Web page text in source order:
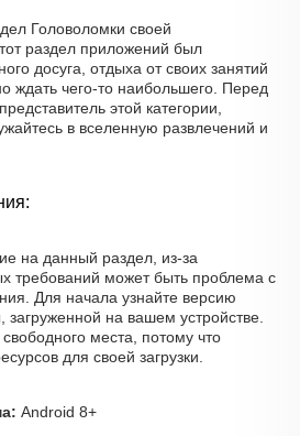
Головоломки своей
раздел приложений был
досуга, отдыха от своих занятий
ждать чего-то наибольшего. Перед
этой категории,
в вселенную развлечений и
на данный раздел, из-за
требований может быть проблема с
Для начала узнайте версию
на вашем устройстве.
места, потому что
для своей загрузки.
Android 8+